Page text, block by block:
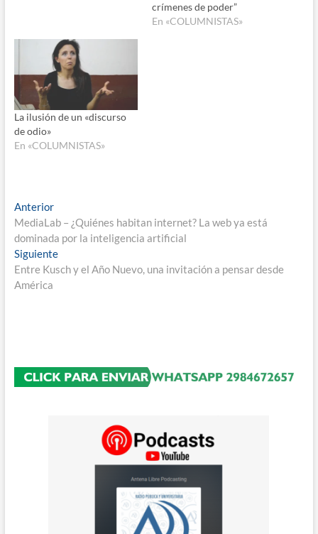
crímenes de poder”
En «COLUMNISTAS»
La ilusión de un «discurso
de odio»
En «COLUMNISTAS»
Navegación
de
entradas
AnteriorEntrada
anterior:
MediaLab – ¿Quiénes habitan internet? La web ya está
dominada por la inteligencia artificial
SiguienteEntrada
siguiente:
Entre Kusch y el Año Nuevo, una invitación a pensar desde
América